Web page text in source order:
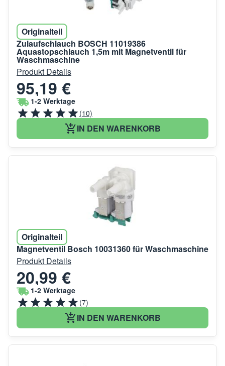
Originalteil
Zulaufschlauch BOSCH 11019386
Aquastopschlauch 1,5m mit Magnetventil für
Waschmaschine
Produkt Details
95,19 €
1-2 Werktage
(10)
IN DEN WARENKORB
Originalteil
Magnetventil Bosch 10031360 für Waschmaschine
Produkt Details
20,99 €
1-2 Werktage
(7)
IN DEN WARENKORB